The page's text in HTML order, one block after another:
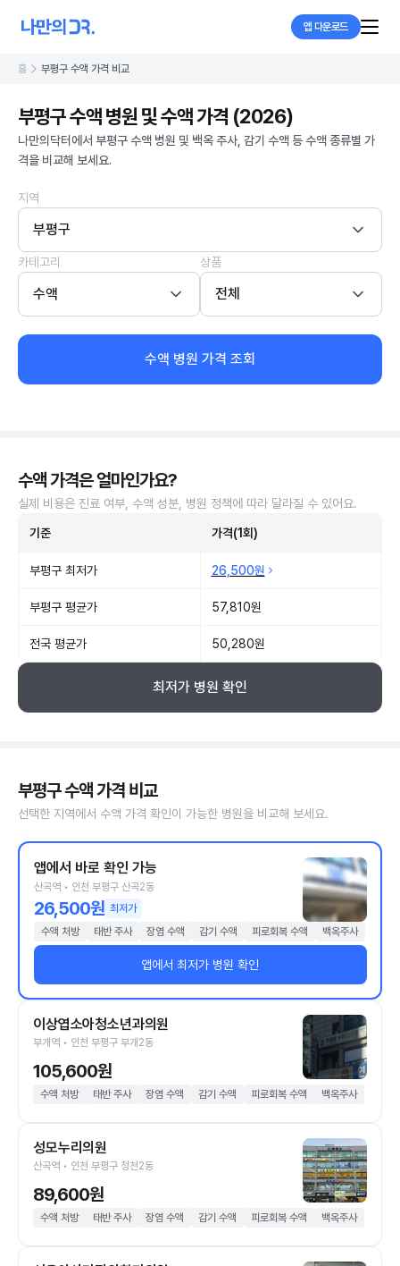
앱 다운로드
홈 부평구 수액 가격 비교
부평구 수액 병원 및 수액 가격 (2026)
나만의닥터에서 부평구 수액 병원 및 백옥 주사, 감기 수액 등 수액 종류별 가
격을 비교해 보세요.
지역
부평구
카테고리
수액
상품
전체
수액 병원 가격 조회
수액 가격은 얼마인가요?
실제 비용은 진료 여부, 수액 성분, 병원 정책에 따라 달라질 수 있어요.
기준 가격(1회)
부평구 최저가 26,500원
부평구 평균가 57,810원
전국 평균가 50,280원
최저가 병원 확인
부평구 수액 가격 비교
선택한 지역에서 수액 가격 확인이 가능한 병원을 비교해 보세요.
앱에서 바로 확인 가능
산곡역 • 인천 부평구 산곡2동
26,500원 최저가
수액 처방
태반 주사 장염 수액 감기 수액 피로회복 수액 백옥주사
앱에서 최저가 병원 확인
이상엽소아청소년과의원
부개역 • 인천 부평구 부개2동
105,600원
수액 처방 태반 주사 장염 수액 감기 수액 피로회복 수액 백옥주사
성모누리의원
산곡역 • 인천 부평구 청천2동
89,600원
수액 처방 태반 주사 장염 수액 감기 수액 피로회복 수액 백옥주사